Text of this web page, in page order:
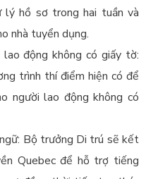
lý hồ sơ trong hai tuần và
nhà tuyển dụng.
động không có giấy tờ:
trình thí điểm hiện có để
người lao động không có
Bộ trưởng Di trú sẽ kết
Quebec để hỗ trợ tiếng